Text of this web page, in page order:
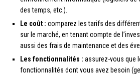
des temps, etc.).
Le coût : comparez les tarifs des
sur le marché, en tenant compte de
aussi des frais de maintenance et des
Les fonctionnalités : assurez-vous que
fonctionnalités dont vous avez besoin